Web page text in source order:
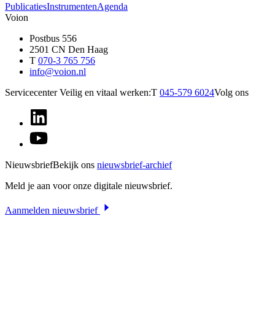
PublicatiesInstrumentenAgenda
Voion
Postbus 556
2501 CN Den Haag
T 070-3 765 756
info@voion.nl
Servicecenter Veilig en vitaal werken:T 045-579 6024Volg ons
NieuwsbriefBekijk ons nieuwsbrief-archief
Meld je aan voor onze digitale nieuwsbrief.
Aanmelden nieuwsbrief